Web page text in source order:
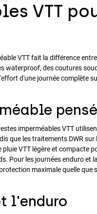
VTT
VTT fait la différence
waterproof, des coutures
d'une journée complète
imperméables VTT
que les traitements DWR
VTT légère et
Pour les journées enduro
maximale quelle que
l'enduro